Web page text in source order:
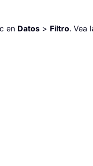
en Datos > Filtro. Vea